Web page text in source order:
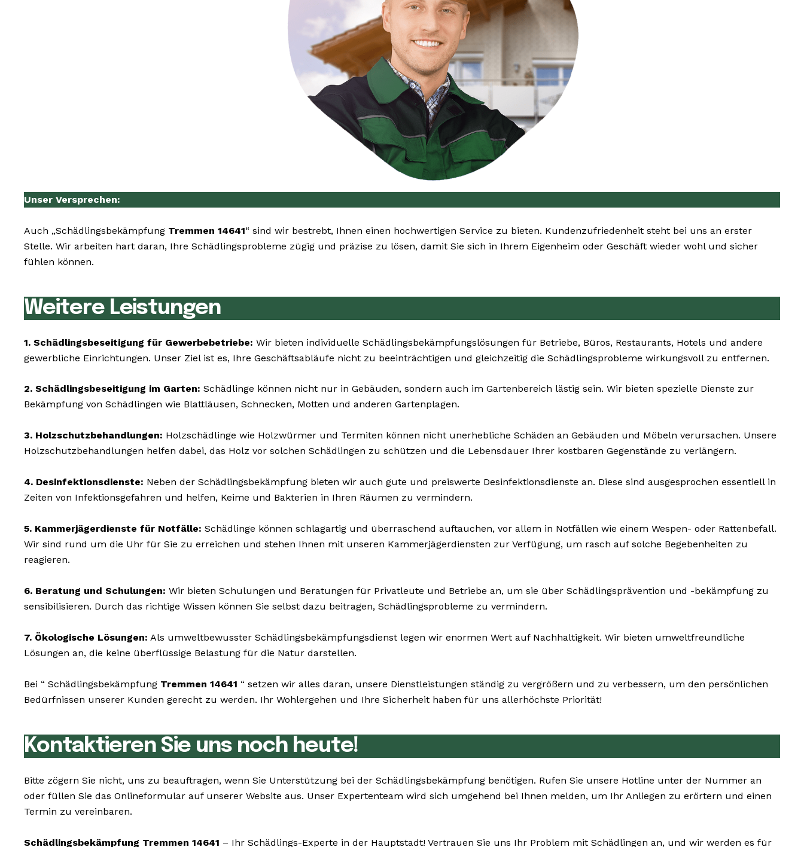
Unser Versprechen:
Auch „Schädlingsbekämpfung Tremmen 14641“ sind wir bestrebt, Ihnen einen hochwertigen Service zu bieten. Kundenzufriedenheit steht bei uns an erster
Stelle. Wir arbeiten hart daran, Ihre Schädlingsprobleme zügig und präzise zu lösen, damit Sie sich in Ihrem Eigenheim oder Geschäft wieder wohl und sicher
fühlen können.
Weitere Leistungen
1. Schädlingsbeseitigung für Gewerbebetriebe: Wir bieten individuelle Schädlingsbekämpfungslösungen für Betriebe, Büros, Restaurants, Hotels und andere
gewerbliche Einrichtungen. Unser Ziel ist es, Ihre Geschäftsabläufe nicht zu beeinträchtigen und gleichzeitig die Schädlingsprobleme wirkungsvoll zu entfernen.
2. Schädlingsbeseitigung im Garten: Schädlinge können nicht nur in Gebäuden, sondern auch im Gartenbereich lästig sein. Wir bieten spezielle Dienste zur
Bekämpfung von Schädlingen wie Blattläusen, Schnecken, Motten und anderen Gartenplagen.
3. Holzschutzbehandlungen: Holzschädlinge wie Holzwürmer und Termiten können nicht unerhebliche Schäden an Gebäuden und Möbeln verursachen. Unsere
Holzschutzbehandlungen helfen dabei, das Holz vor solchen Schädlingen zu schützen und die Lebensdauer Ihrer kostbaren Gegenstände zu verlängern.
4. Desinfektionsdienste: Neben der Schädlingsbekämpfung bieten wir auch gute und preiswerte Desinfektionsdienste an. Diese sind ausgesprochen essentiell in
Zeiten von Infektionsgefahren und helfen, Keime und Bakterien in Ihren Räumen zu vermindern.
5. Kammerjägerdienste für Notfälle: Schädlinge können schlagartig und überraschend auftauchen, vor allem in Notfällen wie einem Wespen- oder Rattenbefall.
Wir sind rund um die Uhr für Sie zu erreichen und stehen Ihnen mit unseren Kammerjägerdiensten zur Verfügung, um rasch auf solche Begebenheiten zu
reagieren.
6. Beratung und Schulungen: Wir bieten Schulungen und Beratungen für Privatleute und Betriebe an, um sie über Schädlingsprävention und -bekämpfung zu
sensibilisieren. Durch das richtige Wissen können Sie selbst dazu beitragen, Schädlingsprobleme zu vermindern.
7. Ökologische Lösungen: Als umweltbewusster Schädlingsbekämpfungsdienst legen wir enormen Wert auf Nachhaltigkeit. Wir bieten umweltfreundliche
Lösungen an, die keine überflüssige Belastung für die Natur darstellen.
Bei “ Schädlingsbekämpfung Tremmen 14641 “ setzen wir alles daran, unsere Dienstleistungen ständig zu vergrößern und zu verbessern, um den persönlichen
Bedürfnissen unserer Kunden gerecht zu werden. Ihr Wohlergehen und Ihre Sicherheit haben für uns allerhöchste Priorität!
Kontaktieren Sie uns noch heute!
Bitte zögern Sie nicht, uns zu beauftragen, wenn Sie Unterstützung bei der Schädlingsbekämpfung benötigen. Rufen Sie unsere Hotline unter der Nummer an
oder füllen Sie das Onlineformular auf unserer Website aus. Unser Expertenteam wird sich umgehend bei Ihnen melden, um Ihr Anliegen zu erörtern und einen
Termin zu vereinbaren.
Schädlingsbekämpfung Tremmen 14641 – Ihr Schädlings-Experte in der Hauptstadt! Vertrauen Sie uns Ihr Problem mit Schädlingen an, und wir werden es für